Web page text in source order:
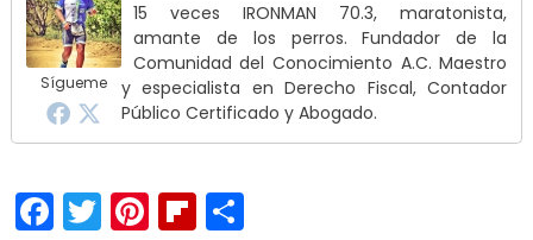
Sígueme
15 veces IRONMAN 70.3, maratonista,
amante de los perros. Fundador de la
Comunidad del Conocimiento A.C. Maestro
y especialista en Derecho Fiscal, Contador
Público Certificado y Abogado.
Facebook
Twitter
Pinterest
Flipboard
Compartir